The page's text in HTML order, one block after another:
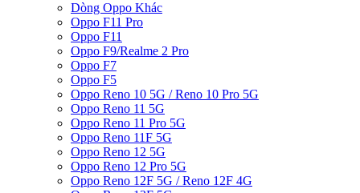
Dòng Oppo Khác
Oppo F11 Pro
Oppo F11
Oppo F9/Realme 2 Pro
Oppo F7
Oppo F5
Oppo Reno 10 5G / Reno 10 Pro 5G
Oppo Reno 11 5G
Oppo Reno 11 Pro 5G
Oppo Reno 11F 5G
Oppo Reno 12 5G
Oppo Reno 12 Pro 5G
Oppo Reno 12F 5G / Reno 12F 4G